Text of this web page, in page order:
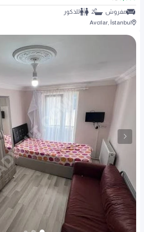
مفروش 2
للذكور
Avcılar, İstanbul